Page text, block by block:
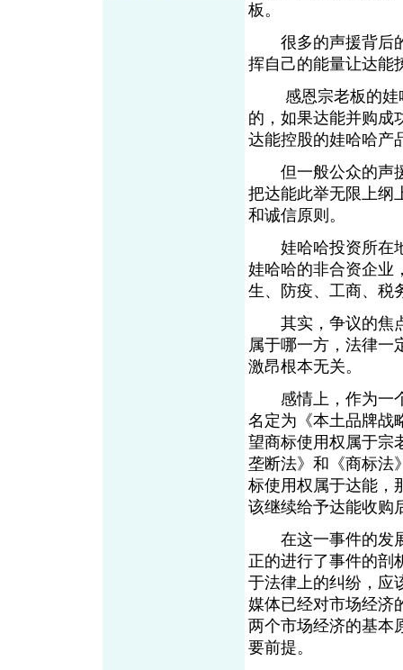
板。
很多的声援背后的
挥自己的能量让达能
感恩宗老板的娃哈
的，如果达能并购成
达能控股的娃哈哈产
但一般公众的声援
把达能此举无限上纲
和诚信原则。
娃哈哈投资所在地
娃哈哈的非合资企业
生、防疫、工商、税
其实，争议的焦点
属于哪一方，法律一
激昂根本无关。
感情上，作为一个
名定为《本土品牌战
望商标使用权属于宗
垄断法》和《商标法
标使用权属于达能，
该继续给予达能收购
在这一事件的发展
正的进行了事件的剖
于法律上的纠纷，应
媒体已经对市场经济
两个市场经济的基本
要前提。